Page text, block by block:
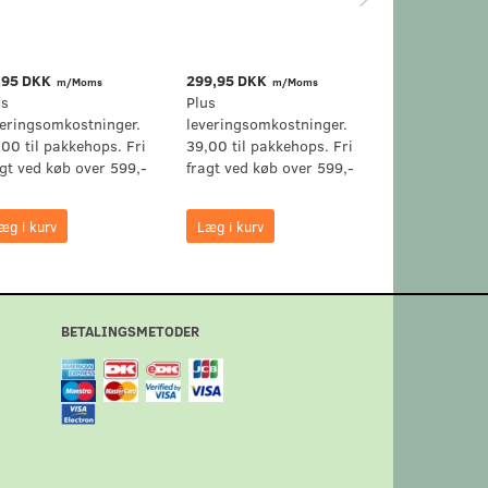
DKK m/Moms
til pakkehops. Fri
ved køb over 599,-
i kurv
299,95 DKK m/Moms
Plus
leveringsomkostninger.
39,00 til pakkehops. Fri
fragt ved køb over 599,-
Læg i kurv
BETALINGSMETODER